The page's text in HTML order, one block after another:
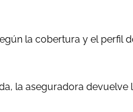
la cobertura y el perfil
la aseguradora